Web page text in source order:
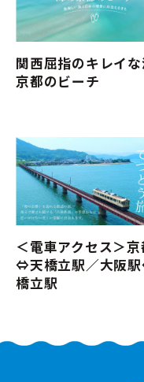
関西屈指のキレイな
京都のビーチ
＜電車アクセス＞
⇔天橋立駅／大阪
橋立駅